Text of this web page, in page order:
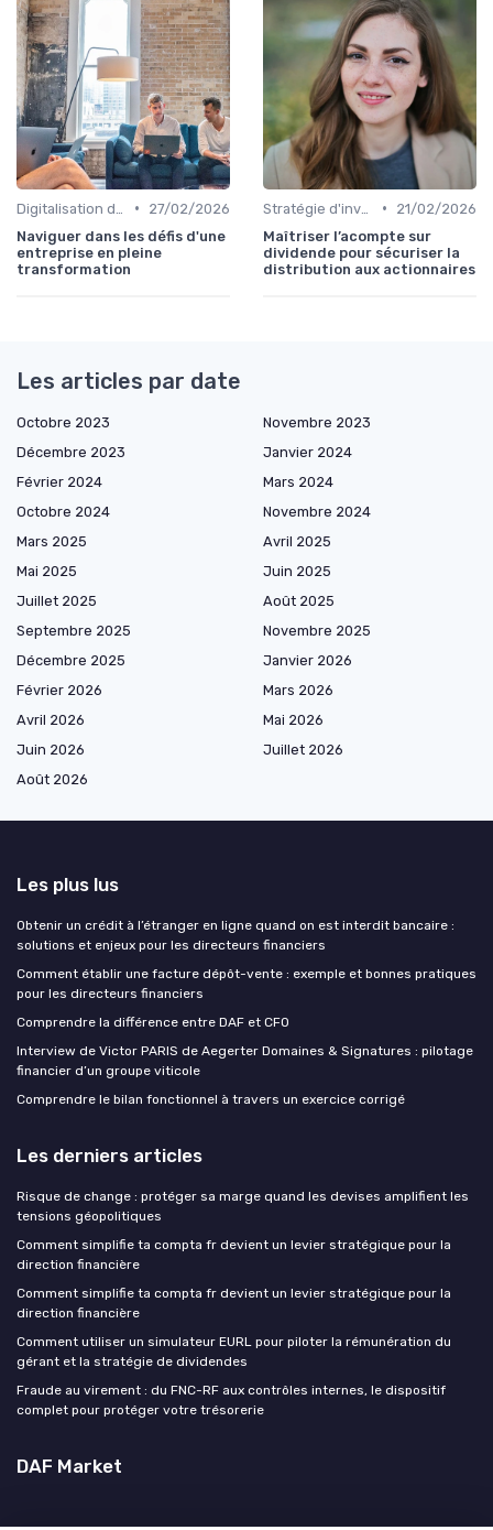
•
27/02/2026
Naviguer dans les défis d'une
entreprise en pleine
transformation
•
21/02/2026
Maîtriser l’acompte sur
dividende pour sécuriser la
distribution aux actionnaires
Les articles par date
Octobre 2023
Novembre 2023
Décembre 2023
Janvier 2024
Février 2024
Mars 2024
Octobre 2024
Novembre 2024
Mars 2025
Avril 2025
Mai 2025
Juin 2025
Juillet 2025
Août 2025
Septembre 2025
Novembre 2025
Décembre 2025
Janvier 2026
Février 2026
Mars 2026
Avril 2026
Mai 2026
Juin 2026
Juillet 2026
Août 2026
Les plus lus
Obtenir un crédit à l’étranger en ligne quand on est interdit bancaire :
solutions et enjeux pour les directeurs financiers
Comment établir une facture dépôt-vente : exemple et bonnes pratiques
pour les directeurs financiers
Comprendre la différence entre DAF et CFO
Interview de Victor PARIS de Aegerter Domaines & Signatures : pilotage
financier d’un groupe viticole
Comprendre le bilan fonctionnel à travers un exercice corrigé
Les derniers articles
Risque de change : protéger sa marge quand les devises amplifient les
tensions géopolitiques
Comment simplifie ta compta fr devient un levier stratégique pour la
direction financière
Comment simplifie ta compta fr devient un levier stratégique pour la
direction financière
Comment utiliser un simulateur EURL pour piloter la rémunération du
gérant et la stratégie de dividendes
Fraude au virement : du FNC-RF aux contrôles internes, le dispositif
complet pour protéger votre trésorerie
DAF Market